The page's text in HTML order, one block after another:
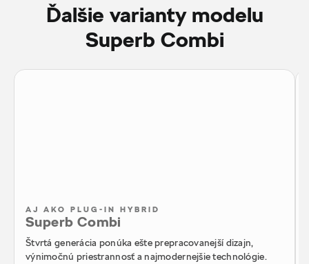
Ďalšie varianty modelu
Superb Combi
AJ AKO PLUG-IN HYBRID
Superb Combi
Štvrtá generácia ponúka ešte prepracovanejší dizajn,
výnimočnú priestrannosť a najmodernejšie technológie.